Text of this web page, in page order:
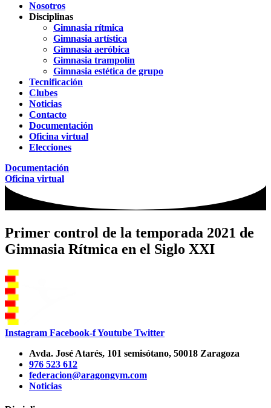
Nosotros
Disciplinas
Gimnasia rítmica
Gimnasia artística
Gimnasia aeróbica
Gimnasia trampolín
Gimnasia estética de grupo
Tecnificación
Clubes
Noticias
Contacto
Documentación
Oficina virtual
Elecciones
Documentación
Oficina virtual
Primer control de la temporada 2021 de
Gimnasia Rítmica en el Siglo XXI
Instagram Facebook-fYoutube Twitter
Avda. José Atarés, 101 semisótano, 50018 Zaragoza
976 523 612
federacion@aragongym.com
Noticias